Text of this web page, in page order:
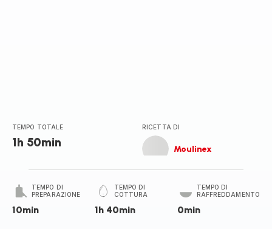
TEMPO TOTALE
1h 50min
RICETTA DI
Moulinex
TEMPO DI
PREPARAZIONE
10min
TEMPO DI
COTTURA
1h 40min
TEMPO DI
RAFFREDDAMENTO
0min